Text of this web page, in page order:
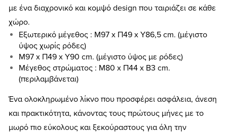
με ένα διαχρονικό και κομψό design που ταιριάζει σε κάθε
χώρο.
Εξωτερικό μέγεθος : Μ97 x Π49 x Υ86,5 cm. (μέγιστο
ύψος χωρίς ρόδες)
Μ97 x Π49 x Υ90 cm. (μέγιστο ύψος με ρόδες)
Μέγεθος στρώματος : Μ80 x Π44 x Β3 cm.
(περιλαμβάνεται)
Ένα ολοκληρωμένο λίκνο που προσφέρει ασφάλεια, άνεση
και πρακτικότητα, κάνοντας τους πρώτους μήνες με το
μωρό πιο εύκολους και ξεκούραστους για όλη την